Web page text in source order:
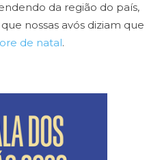
da região do país,
nossas avós diziam que
de natal.